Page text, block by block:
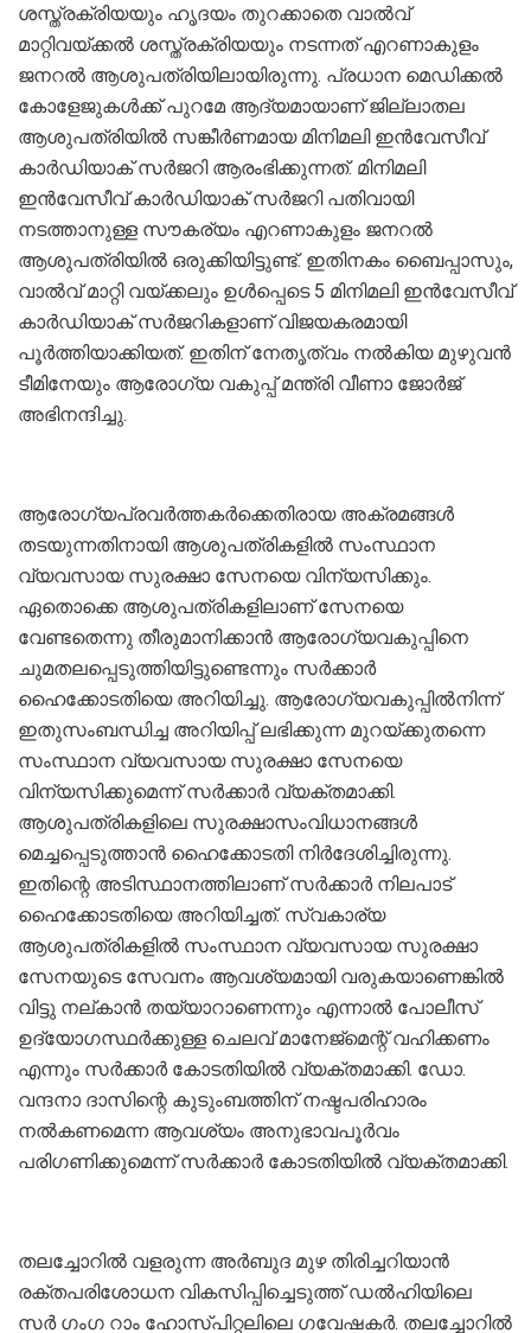
ശസ്ത്രക്രിയയും ഹൃദയം തുറക്കാതെ വാല്‍വ്
മാറ്റിവയ്ക്കല്‍ ശസ്ത്രക്രിയയും നടന്നത് എറണാകുളം
ജനറല്‍ ആശുപത്രിയിലായിരുന്നു. പ്രധാന മെഡിക്കല്‍
കോളേജുകള്‍ക്ക് പുറമേ ആദ്യമായാണ് ജില്ലാതല
ആശുപത്രിയില്‍ സങ്കീര്‍ണമായ മിനിമലി ഇന്‍വേസീവ്
കാര്‍ഡിയാക് സര്‍ജറി ആരംഭിക്കുന്നത്. മിനിമലി
ഇന്‍വേസീവ് കാര്‍ഡിയാക് സര്‍ജറി പതിവായി
നടത്താനുള്ള സൗകര്യം എറണാകുളം ജനറല്‍
ആശുപത്രിയില്‍ ഒരുക്കിയിട്ടുണ്ട്. ഇതിനകം ബൈപ്പാസും,
വാല്‍വ് മാറ്റി വയ്ക്കലും ഉള്‍പ്പെടെ 5 മിനിമലി ഇന്‍വേസീവ്
കാര്‍ഡിയാക് സര്‍ജറികളാണ് വിജയകരമായി
പൂര്‍ത്തിയാക്കിയത്. ഇതിന് നേതൃത്വം നല്‍കിയ മുഴുവന്‍
ടീമിനേയും ആരോഗ്യ വകുപ്പ് മന്ത്രി വീണാ ജോര്‍ജ്
അഭിനന്ദിച്ചു.
ആരോഗ്യപ്രവര്‍ത്തകര്‍ക്കെതിരായ അക്രമങ്ങള്‍
തടയുന്നതിനായി ആശുപത്രികളില്‍ സംസ്ഥാന
വ്യവസായ സുരക്ഷാ സേനയെ വിന്യസിക്കും.
ഏതൊക്കെ ആശുപത്രികളിലാണ് സേനയെ
വേണ്ടതെന്നു തീരുമാനിക്കാന്‍ ആരോഗ്യവകുപ്പിനെ
ചുമതലപ്പെടുത്തിയിട്ടുണ്ടെന്നും സര്‍ക്കാര്‍
ഹൈക്കോടതിയെ അറിയിച്ചു. ആരോഗ്യവകുപ്പില്‍നിന്ന്
ഇതുസംബന്ധിച്ച അറിയിപ്പ് ലഭിക്കുന്ന മുറയ്ക്കുതന്നെ
സംസ്ഥാന വ്യവസായ സുരക്ഷാ സേനയെ
വിന്യസിക്കുമെന്ന് സര്‍ക്കാര്‍ വ്യക്തമാക്കി.
ആശുപത്രികളിലെ സുരക്ഷാസംവിധാനങ്ങള്‍
മെച്ചപ്പെടുത്താന്‍ ഹൈക്കോടതി നിര്‍ദേശിച്ചിരുന്നു.
ഇതിന്റെ അടിസ്ഥാനത്തിലാണ് സര്‍ക്കാര്‍ നിലപാട്
ഹൈക്കോടതിയെ അറിയിച്ചത്. സ്വകാര്യ
ആശുപത്രികളിൽ സംസ്ഥാന വ്യവസായ സുരക്ഷാ
സേനയുടെ സേവനം ആവശ്യമായി വരുകയാണെങ്കിൽ
വിട്ടു നല്കാൻ തയ്യാറാണെന്നും എന്നാൽ പോലീസ്
ഉദ്യോഗസ്ഥർക്കുള്ള ചെലവ് മാനേജ്‌മെന്റ് വഹിക്കണം
എന്നും സർക്കാർ കോടതിയിൽ വ്യക്തമാക്കി. ഡോ.
വന്ദനാ ദാസിന്റെ കുടുംബത്തിന് നഷ്ടപരിഹാരം
നല്‍കണമെന്ന ആവശ്യം അനുഭാവപൂര്‍വം
പരിഗണിക്കുമെന്ന് സര്‍ക്കാര്‍ കോടതിയിൽ വ്യക്തമാക്കി.
തലച്ചോറിൽ വളരുന്ന അർബുദ മുഴ തിരിച്ചറിയാൻ
രക്തപരിശോധന വികസിപ്പിച്ചെടുത്ത് ഡൽഹിയിലെ
സര്‍ ഗംഗ റാം ഹോസ്പിറ്റലിലെ ഗവേഷകര്‍. തലച്ചോറില്‍